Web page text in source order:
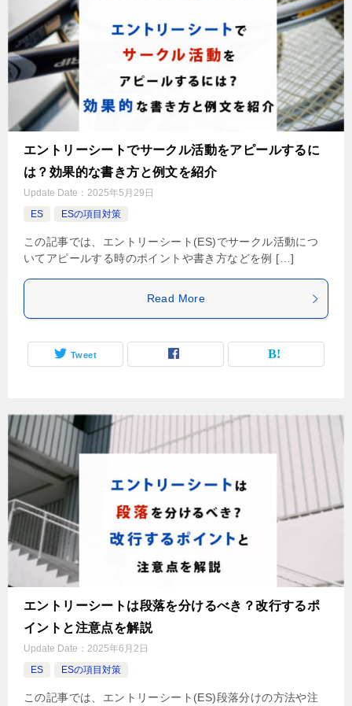
エントリーシートでサークル活動をアピールするに
は？効果的な書き方と例文を紹介
Update Date： 2025年5月29日
ES
ESの項目対策
この記事では、エントリーシート(ES)でサークル活動につ
いてアピールする時のポイントや書き方などを例 […]
Read More
Tweet
エントリーシートは段落を分けるべき？改行するポ
イントと注意点を解説
Update Date： 2025年6月2日
ES
ESの項目対策
この記事では、エントリーシート(ES)段落分けの方法や注